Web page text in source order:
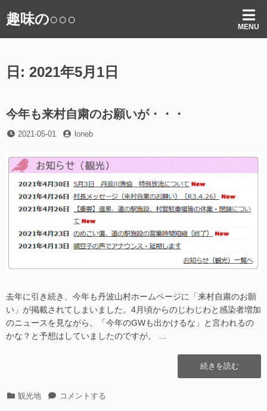
ン
ッ
趣味の○○○ MENU
日: 2021年5月1日
今年も来村自粛のお願いが・・・
投
日
2021-05-01
投
者
loneb
去年に引き続き、今年も丹波山村ホームページに「来村自粛のお願
い」が掲載されてしまいました。4月頃からのじわじわと感染者増加
のニュースを見ながら、「今年のGWも出かけるな」と言われるの
かな？と予想はしていましたのですが。 …
“今
年
続きを読む
カ 観光地
今
コメントする